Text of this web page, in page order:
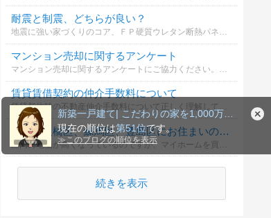
新築一戸建て| こだわりの家を1,000万円台で建てるコツ
現在の順位は第51位です。
≫このブログの順位を表示
耐震と制震、どちらが良い？
地震に強い家づくりのコア、ＦＰ硬質ウレタン断熱パネルの効果について。耐震と制震について、どちらが良いか選択してください。
マンション売却に関するアンケート
マンション売却に関するアンケートにご協力ください。あなたの意見が他の方の参考になります。
賃貸賃借契約の仲介手数料について
賃貸契約時の不動産仲介手数料について正しく理解していますか？誰が支払うべきで、どのように計算されるのかを確認しましょう。
北区、板橋区、練馬区、豊島区にお住まいの方は、マイホームは何がいいですか？
続きを表示